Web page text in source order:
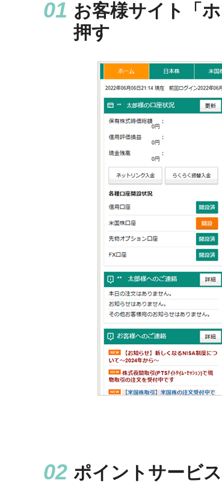
お客様サイト「
押す
ポイントサービ